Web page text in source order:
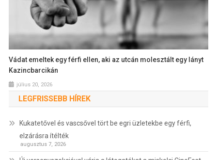
Vádat emeltek egy férfi ellen, aki az utcán molesztált egy lányt
Kazincbarcikán
július 20, 2026
LEGFRISSEBB HÍREK
Kukatetővel és vascsővel tört be egri üzletekbe egy férfi,
elzárásra ítélték
augusztus 7, 2026